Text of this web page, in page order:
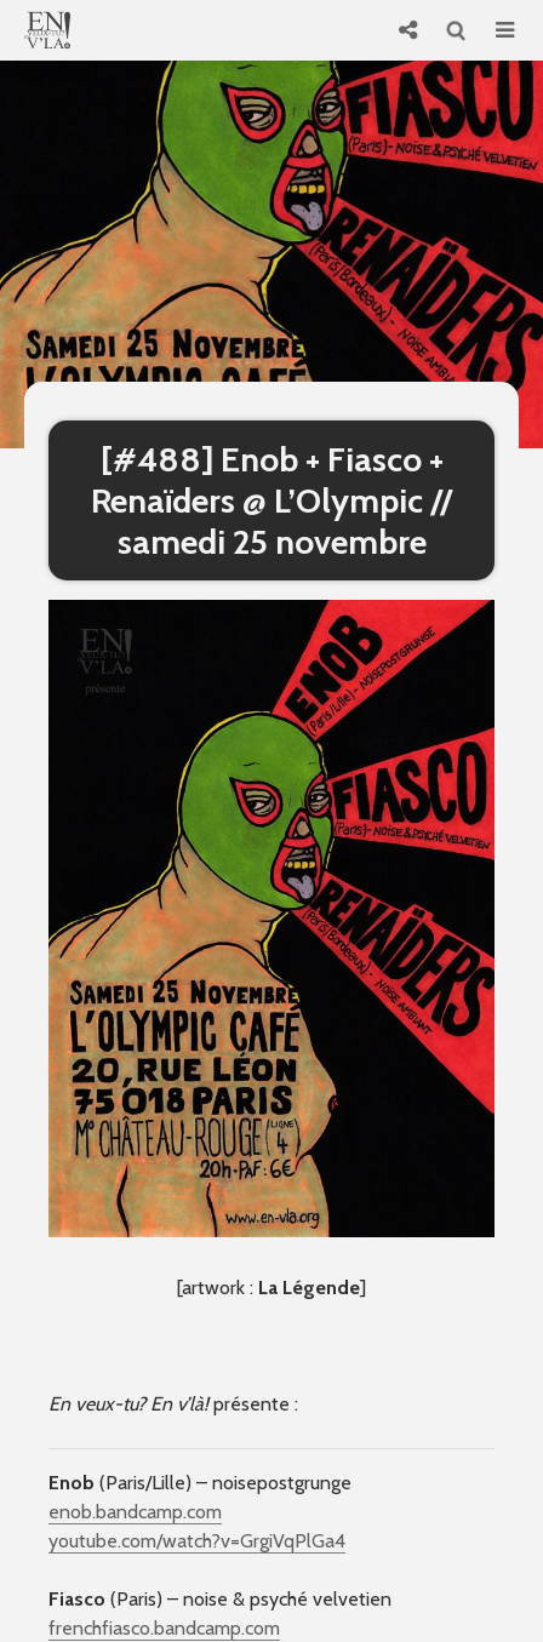
[#488] Enob + Fiasco +
Renaïders @ L’Olympic //
samedi 25 novembre
[artwork : La Légende]
En veux-tu? En v’là!présente :
Enob (Paris/Lille) – noisepostgrunge
enob.bandcamp.com
youtube.com/watch?v=GrgiVqPlGa4
Fiasco (Paris) – noise & psyché velvetien
frenchfiasco.bandcamp.com